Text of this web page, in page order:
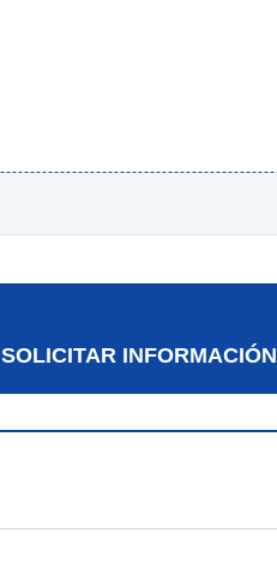
SOLICITAR INFORMACIÓN